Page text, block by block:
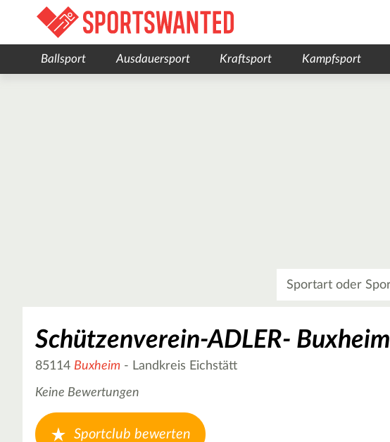
Ballsport Ausdauersport Kraftsport Kampfsport
Schützenverein-ADLER- Buxheim
85114 Buxheim - Landkreis Eichstätt
Keine Bewertungen
Sportclub bewerten